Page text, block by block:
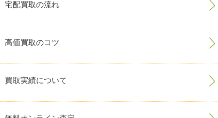
宅配買取の流れ
高価買取のコツ
買取実績について